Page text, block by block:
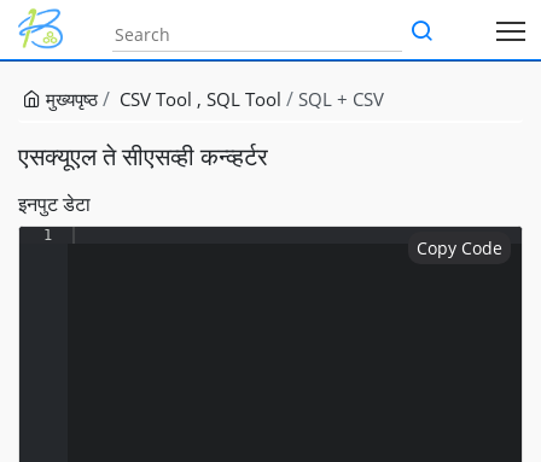
मुख्यपृष्ठ CSV Tool SQL Tool SQL + CSV
एसक्यूएल ते सीएसव्ही कन्व्हर्टर
इनपुट डेटा
Copy Code
1